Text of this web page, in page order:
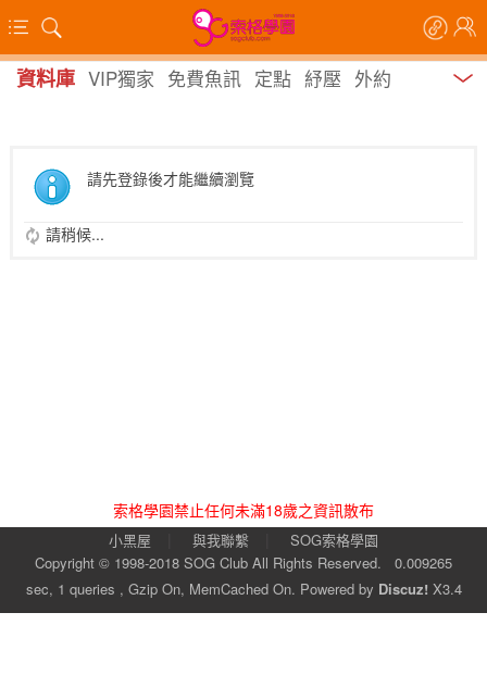
資料庫 VIP獨家 免費魚訊 定點 紓壓 外約
請先登錄後才能繼續瀏覽
請稍候...
索格學園禁止任何未滿18歲之資訊散布
小黑屋 與我聯繫
SOG索格學園
Copyright © 1998-2018 SOG Club All Rights Reserved. 0.009265
sec, 1 queries , Gzip On, MemCached On. Powered by Discuz! X3.4